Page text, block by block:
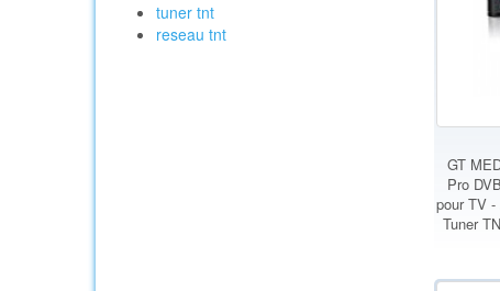
tuner tnt
reseau tnt
GT
Pro
pour TV
Tuner